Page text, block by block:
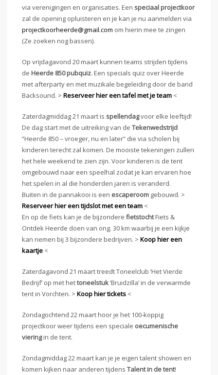
via verenigingen en organisaties. Een speciaal projectkoor
zal de opening opluisteren en je kan je nu aanmelden via
projectkoorheerde@gmail.com om hierin mee te zingen
(Ze zoeken nog bassen).
Op vrijdagavond 20 maart kunnen teams strijden tijdens
de Heerde 850 pubquiz. Een specials quiz over Heerde
met afterparty en met muzikale begeleiding door de band
Backsound. > Reserveer hier een tafel met je team <
Zaterdagmiddag 21 maart is spellendagvoor elke leeftijd!
De dag start met de uitreiking van de Tekenwedstrijd
“Heerde 850 – vroeger, nu en later” die via scholen bij
kinderen terecht zal komen. De mooiste tekeningen zullen
het hele weekend te zien zijn. Voor kinderen is de tent
omgebouwd naar een speelhal zodat je kan ervaren hoe
het spelen in al die honderden jaren is veranderd.
Buiten in de pannakooi is een escaperoom gebouwd. >
Reserveer hier een tijdslot met een team <
En op de fiets kan je de bijzondere fietstochtFiets &
Ontdek Heerde doen van ong. 30 km waarbij je een kijkje
kan nemen bij 3 bijzondere bedrijven. > Koop hier een
kaartje <
Zaterdagavond 21 maart treedt Toneelclub ‘Het Vierde
Bedrijf’ op met hettoneelstuk‘Bruidzilla’ in de verwarmde
tent in Vorchten. > Koop hier tickets <
Zondagochtend 22 maart hoor je het 100-koppig
projectkoor weer tijdens een speciale oecumenische
vieringin de tent.
Zondagmiddag 22 maart kan je je eigen talent showen en
komen kijken naar anderen tijdens Talent in de tent!